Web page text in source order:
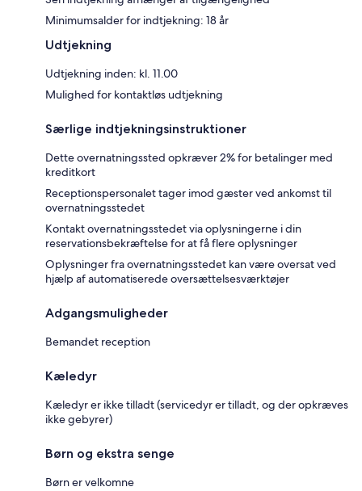
Minimumsalder for indtjekning: 18 år
Udtjekning
Udtjekning inden: kl. 11.00
Mulighed for kontaktløs udtjekning
Særlige indtjekningsinstruktioner
Dette overnatningssted opkræver 2% for betalinger med
kreditkort
Receptionspersonalet tager imod gæster ved ankomst til
overnatningsstedet
Kontakt overnatningsstedet via oplysningerne i din
reservationsbekræftelse for at få flere oplysninger
Oplysninger fra overnatningsstedet kan være oversat ved
hjælp af automatiserede oversættelsesværktøjer
Adgangsmuligheder
Bemandet reception
Kæledyr
Kæledyr er ikke tilladt (servicedyr er tilladt, og der opkræves
ikke gebyrer)
Børn og ekstra senge
Børn er velkomne